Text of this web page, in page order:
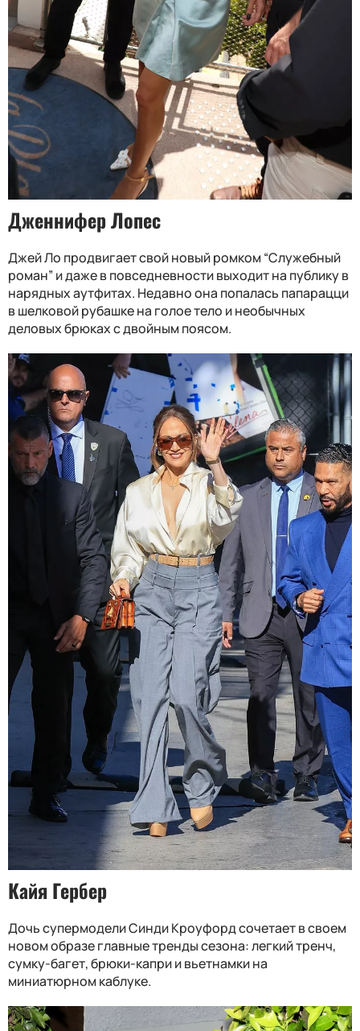
Дженнифер Лопес
Джей Ло продвигает свой новый ромком “Служебный
роман” и даже в повседневности выходит на публику в
нарядных аутфитах. Недавно она попалась папарацци
в шелковой рубашке на голое тело и необычных
деловых брюках с двойным поясом.
Кайя Гербер
Дочь супермодели Синди Кроуфорд сочетает в своем
новом образе главные тренды сезона: легкий тренч,
сумку-багет, брюки-капри и вьетнамки на
миниатюрном каблуке.